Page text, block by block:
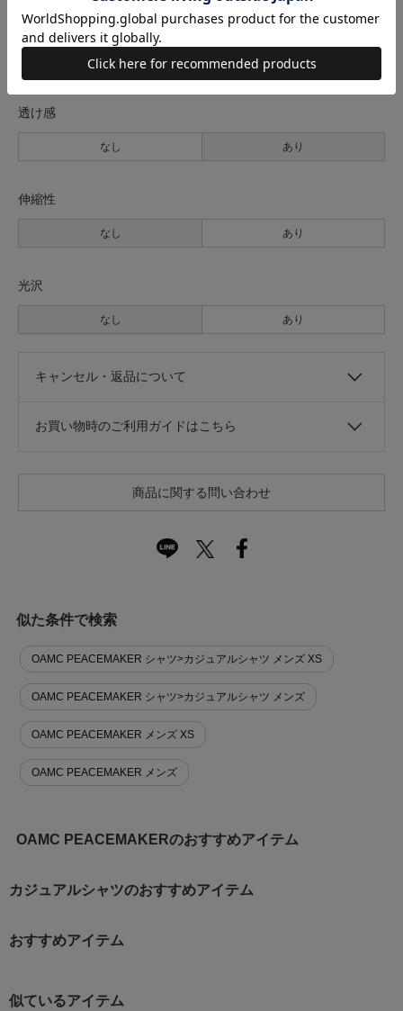
裏地
なし あり
透け感
なし あり
伸縮性
なし あり
光沢
なし あり
キャンセル・返品について
お買い物時のご利用ガイドはこちら
商品に関する問い合わせ
似た条件で検索
OAMC PEACEMAKER シャツ>カジュアルシャツ メンズ XS
OAMC PEACEMAKER シャツ>カジュアルシャツ メンズ
OAMC PEACEMAKER メンズ XS
OAMC PEACEMAKER メンズ
OAMC PEACEMAKERのおすすめアイテム
カジュアルシャツのおすすめアイテム
おすすめアイテム